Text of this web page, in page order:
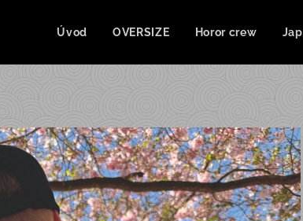
Úvod OVERSIZE Horor crew